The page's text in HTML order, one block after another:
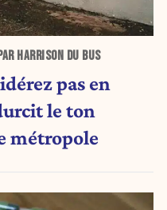
HARRISON DU BUS
pas en
le ton
métropole